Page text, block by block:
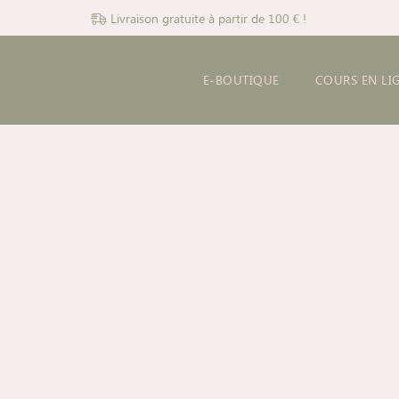
Livraison gratuite à partir de 100 € !
E-BOUTIQUE COURS EN